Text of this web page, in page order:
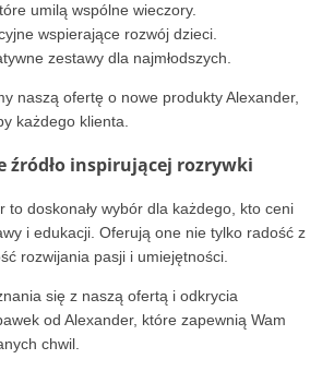
umilą wspólne wieczory.
wspierające rozwój dzieci.
zestawy dla najmłodszych.
naszą ofertę o nowe produkty Alexander,
każdego klienta.
źródło inspirującej rozrywki
to doskonały wybór dla każdego, kto ceni
i edukacji. Oferują one nie tylko radość z
rozwijania pasji i umiejętności.
się z naszą ofertą i odkrycia
od Alexander, które zapewnią Wam
chwil.